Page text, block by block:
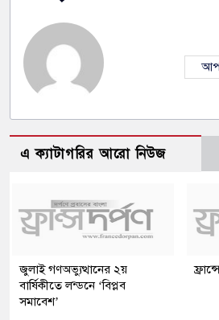
এ ক্যাটাগরির আরো নিউজ
জুলাই গণঅভ্যুত্থানের ২য়
বার্ষিকীতে লন্ডনে ‘বিপ্লব
সমাবেশ’